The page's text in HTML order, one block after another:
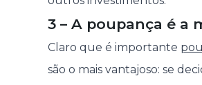
3 – A poupança é a
Claro que é importante
são o mais vantajoso: se